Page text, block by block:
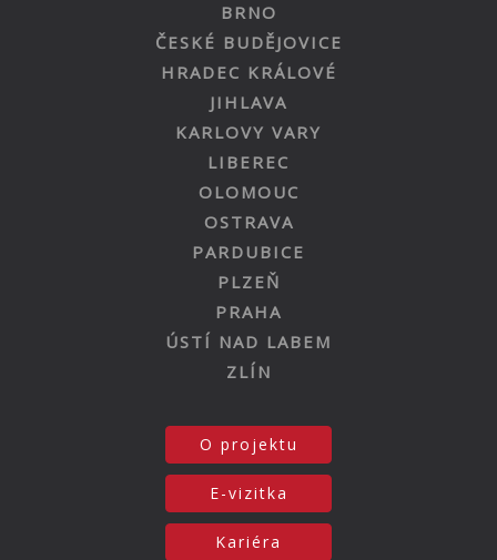
BRNO
ČESKÉ BUDĚJOVICE
HRADEC KRÁLOVÉ
JIHLAVA
KARLOVY VARY
LIBEREC
OLOMOUC
OSTRAVA
PARDUBICE
PLZEŇ
PRAHA
ÚSTÍ NAD LABEM
ZLÍN
O projektu
E-vizitka
Kariéra